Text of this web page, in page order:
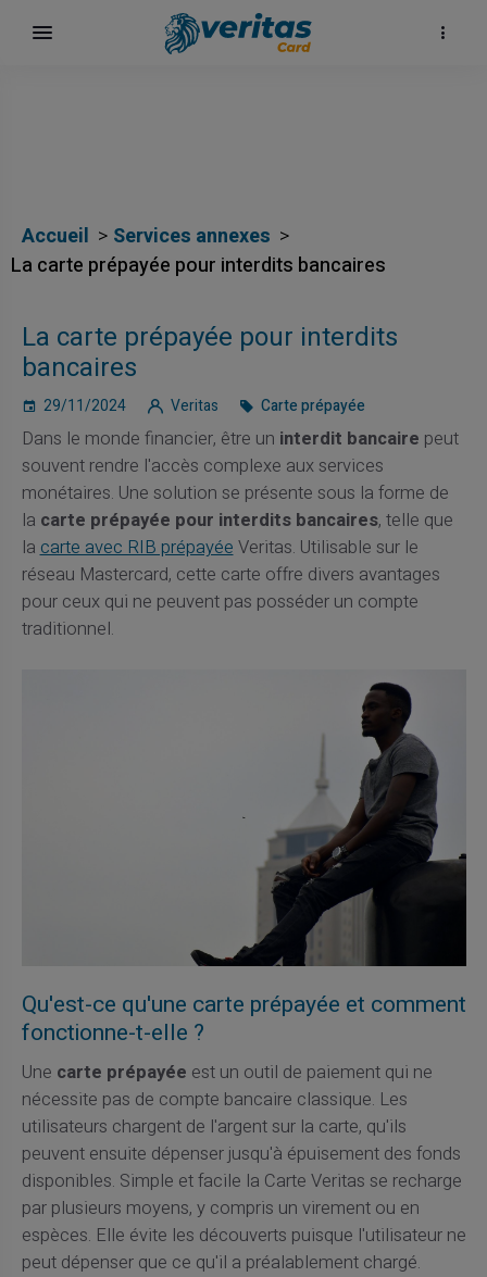
Accueil
Services annexes
La carte prépayée pour interdits bancaires
La carte prépayée pour interdits
bancaires
29/11/2024 Veritas Carte prépayée
Dans le monde financier, être un interdit bancaire peut
souvent rendre l'accès complexe aux services
monétaires. Une solution se présente sous la forme de
la carte prépayée pour interdits bancaires, telle que
lacarte avec RIB prépayéeVeritas. Utilisable sur le
réseau Mastercard, cette carte offre divers avantages
pour ceux qui ne peuvent pas posséder un compte
traditionnel.
Qu'est-ce qu'une carte prépayée et comment
fonctionne-t-elle ?
Une carte prépayée est un outil de paiement qui ne
nécessite pas de compte bancaire classique. Les
utilisateurs chargent de l'argent sur la carte, qu'ils
peuvent ensuite dépenser jusqu'à épuisement des fonds
disponibles. Simple et facile la Carte Veritas se recharge
par plusieurs moyens, y compris un virement ou en
espèces. Elle évite les découverts puisque l'utilisateur ne
peut dépenser que ce qu'il a préalablement chargé.